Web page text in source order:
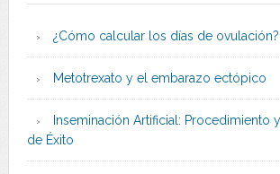
¿Cómo calcular los días de ovulación?
Metotrexato y el embarazo ectópico
Inseminación Artificial: Procedimiento
de Éxito